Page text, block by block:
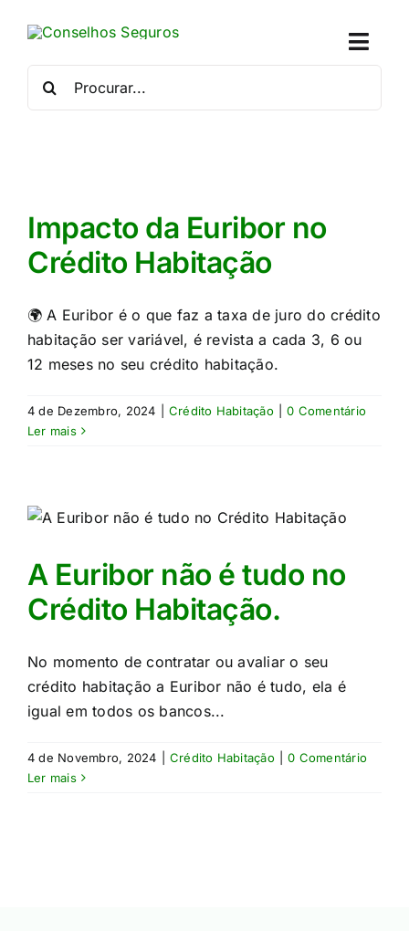
content
por:
Impacto da Euribor no
Crédito Habitação
🌍 A Euribor é o que faz a taxa de juro do crédito
habitação ser variável, é revista a cada 3, 6 ou
12 meses no seu crédito habitação.
4 de Dezembro, 2024 Crédito Habitação
0 Comentário
Ler mais
A Euribor não é tudo no
Crédito Habitação.
No momento de contratar ou avaliar o seu
crédito habitação a Euribor não é tudo, ela é
igual em todos os bancos...
4 de Novembro, 2024 Crédito Habitação
0 Comentário
Ler mais